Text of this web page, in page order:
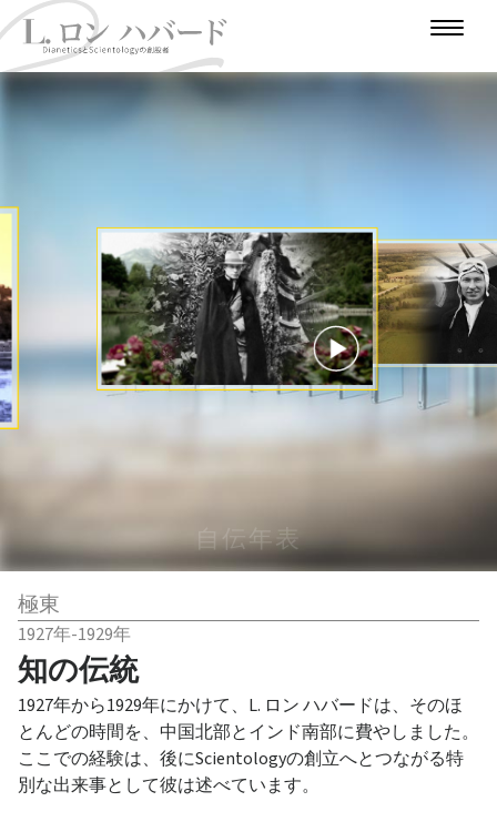
め
に
人
道
支
援
戦
争
の
時
代
作
家
大
学
冒
険
家
極
東
少
年
時
代
自伝年表
極東
1927年-1929年
知の伝統
1927年から1929年にかけて、L. ロン ハバードは、そのほ
とんどの時間を、中国北部とインド南部に費やしました。
ここでの経験は、後にScientologyの創立へとつながる特
別な出来事として彼は述べています。